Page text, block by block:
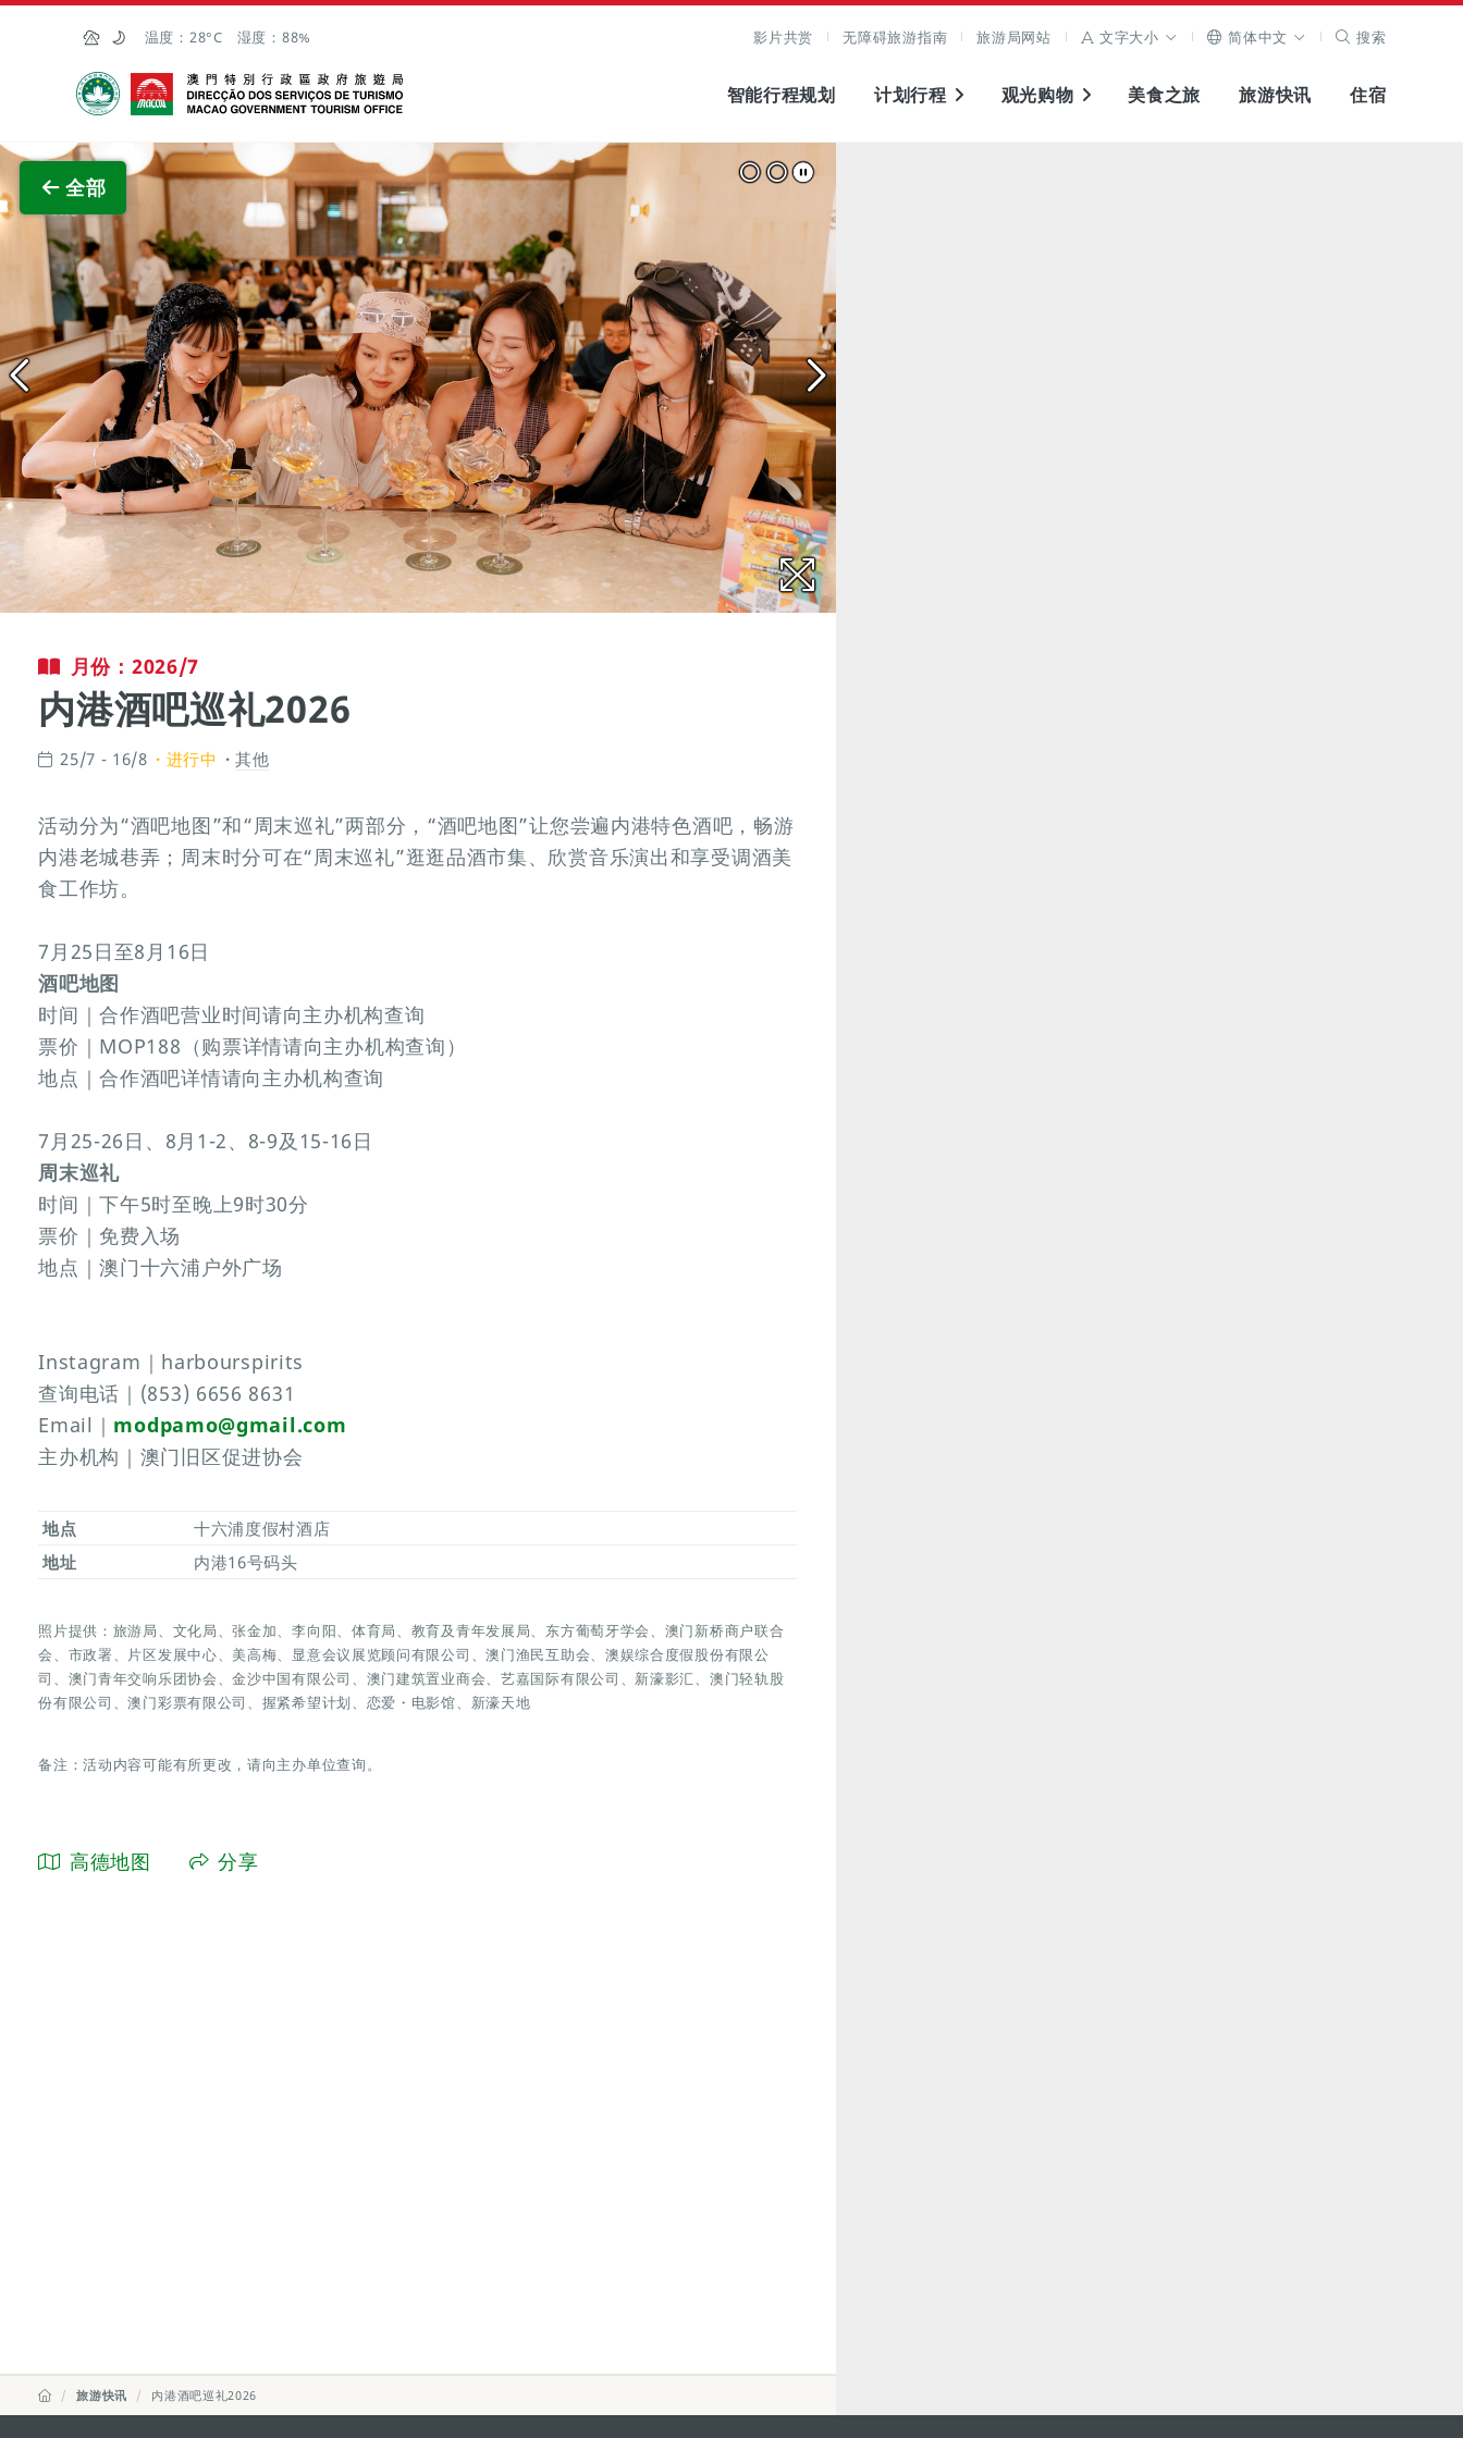
跳至主内容
温度： 28°C 湿度： 88% 影片共赏 无障碍旅游指南 旅游局网站 文字大小 简体中文 搜索
澳门特别行政区政府旅游局
智能行程规划 计划行程 观光购物 美食之旅 旅游快讯 住宿
全部
查看原图
月份：2026/7
内港酒吧巡礼2026
25/7 - 16/8 进行中 其他
活动分为“酒吧地图”和“周末巡礼”两部分，“酒吧地图”让您尝遍内港特色酒吧，畅游
内港老城巷弄；周末时分可在“周末巡礼”逛逛品酒市集、欣赏音乐演出和享受调酒美
食工作坊。
7月25日至8月16日
酒吧地图
时间｜合作酒吧营业时间请向主办机构查询
票价｜MOP188（购票详情请向主办机构查询）
地点｜合作酒吧详情请向主办机构查询
7月25-26日、8月1-2、8-9及15-16日
周末巡礼
时间｜下午5时至晚上9时30分
票价｜免费入场
地点｜澳门十六浦户外广场
Instagram｜harbourspirits
查询电话｜(853) 6656 8631
Email｜ modpamo@gmail.com
主办机构｜澳门旧区促进协会
地点
十六浦度假村酒店
地址
内港16号码头
照片提供：旅游局、文化局、张金加、李向阳、体育局、教育及青年发展局、东方葡萄牙学会、澳门新桥商户联合
会、市政署、片区发展中心、美高梅、显意会议展览顾问有限公司、澳门渔民互助会、澳娱综合度假股份有限公
司、澳门青年交响乐团协会、金沙中国有限公司、澳门建筑置业商会、艺嘉国际有限公司、新濠影汇、澳门轻轨股
份有限公司、澳门彩票有限公司、握紧希望计划、恋爱・电影馆、新濠天地
备注：活动内容可能有所更改，请向主办单位查询。
高德地图 分享
旅游快讯 内港酒吧巡礼2026